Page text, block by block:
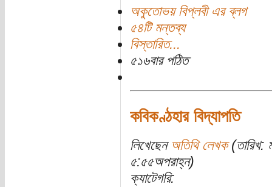
অকুতোভয় বিপ্লবী এর ব্লগ
৫৪টি মন্তব্য
বিস্তারিত...
৫১৬বার পঠিত
কবিকণ্ঠহার বিদ্যাপতি
লিখেছেন অতিথি লেখক(তারিখ:
৫:৫৫অপরাহ্ন)
ক্যাটেগরি: